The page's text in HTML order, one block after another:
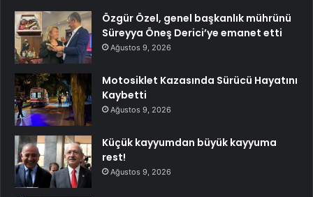
Özgür Özel, genel başkanlık mührünü
Süreyya Öneş Derici’ye emanet etti
Ağustos 9, 2026
Motosiklet Kazasında Sürücü Hayatını
Kaybetti
Ağustos 9, 2026
Küçük kayyumdan büyük kayyuma
rest!
Ağustos 9, 2026